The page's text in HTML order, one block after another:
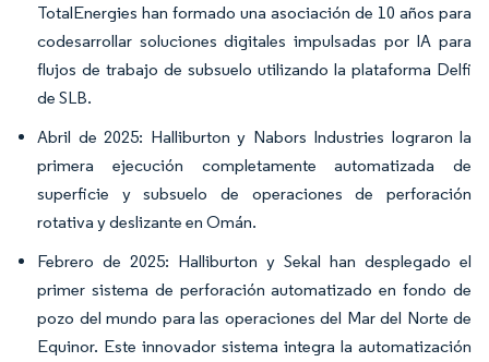
TotalEnergies han formado una asociación de 10 años para
codesarrollar soluciones digitales impulsadas por IA para
flujos de trabajo de subsuelo utilizando la plataforma Delfi
de SLB.
Abril de 2025: Halliburton y Nabors Industries lograron la
primera ejecución completamente automatizada de
superficie y subsuelo de operaciones de perforación
rotativa y deslizante en Omán.
Febrero de 2025: Halliburton y Sekal han desplegado el
primer sistema de perforación automatizado en fondo de
pozo del mundo para las operaciones del Mar del Norte de
Equinor. Este innovador sistema integra la automatización